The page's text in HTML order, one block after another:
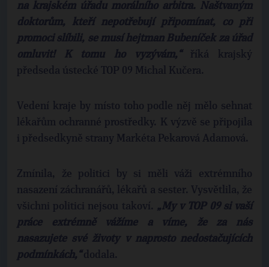
na krajském úřadu morálního arbitra. Naštvaným
doktorům, kteří nepotřebují připomínat, co při
promoci slíbili, se musí hejtman Bubeníček za úřad
omluvit! K tomu ho vyzývám,“říká krajský
předseda ústecké TOP 09 Michal Kučera.
Vedení kraje by místo toho podle něj mělo sehnat
lékařům ochranné prostředky. K výzvě se připojila
i předsedkyně strany Markéta Pekarová Adamová.
Zmínila, že politici by si měli váži extrémního
nasazení záchranářů, lékařů a sester. Vysvětlila, že
všichni politici nejsou takoví. „My v TOP 09 si vaší
práce extrémně vážíme a víme, že za nás
nasazujete své životy v naprosto nedostačujících
podmínkách,“ dodala.